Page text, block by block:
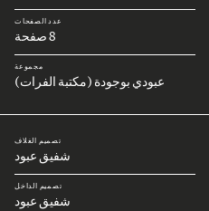
عدد الصفحات
8 صفحة
مجموعة
عبودي بوجودة (مكتبة الفرات)
تصميم الغلاف
شفيق عبود
تصميم الداخل
شفيق عبود